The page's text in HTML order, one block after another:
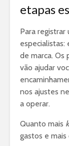
etapas
Para registrar
de marca. Os
vão ajudar
nos ajustes
a operar.
Quanto mais
gastos e mais